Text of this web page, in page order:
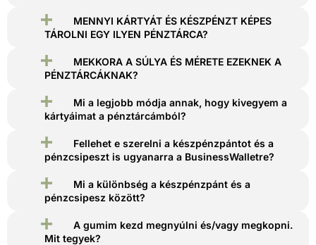
MENNYI KÁRTYÁT ÉS KÉSZPÉNZT KÉPES
TÁROLNI EGY ILYEN PÉNZTÁRCA?
MEKKORA A SÚLYA ÉS MÉRETE EZEKNEK A
PÉNZTÁRCÁKNAK?
Mi a legjobb módja annak, hogy kivegyem a
kártyáimat a pénztárcámból?
Fellehet e szerelni a készpénzpántot és a
pénzcsipeszt is ugyanarra a BusinessWalletre?
Mi a különbség a készpénzpánt és a
pénzcsipesz között?
A gumim kezd megnyúlni és/vagy megkopni.
Mit tegyek?